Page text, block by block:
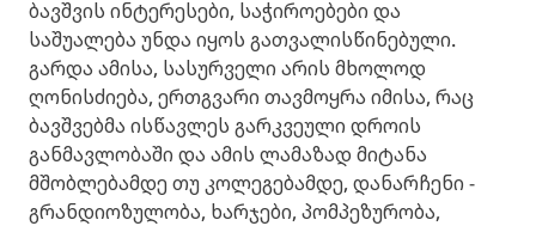
ბავშვის ინტერესები, საჭიროებები და
საშუალება უნდა იყოს გათვალისწინებული.
გარდა ამისა, სასურველი არის მხოლოდ
ღონისძიება, ერთგვარი თავმოყრა იმისა, რაც
ბავშვებმა ისწავლეს გარკვეული დროის
განმავლობაში და ამის ლამაზად მიტანა
მშობლებამდე თუ კოლეგებამდე, დანარჩენი -
გრანდიოზულობა, ხარჯები, პომპეზურობა,